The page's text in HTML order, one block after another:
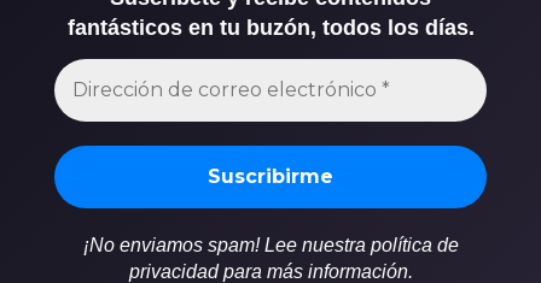
fantásticos en tu buzón, todos los días.
¡No enviamos spam! Lee nuestra política de
privacidad para más información.